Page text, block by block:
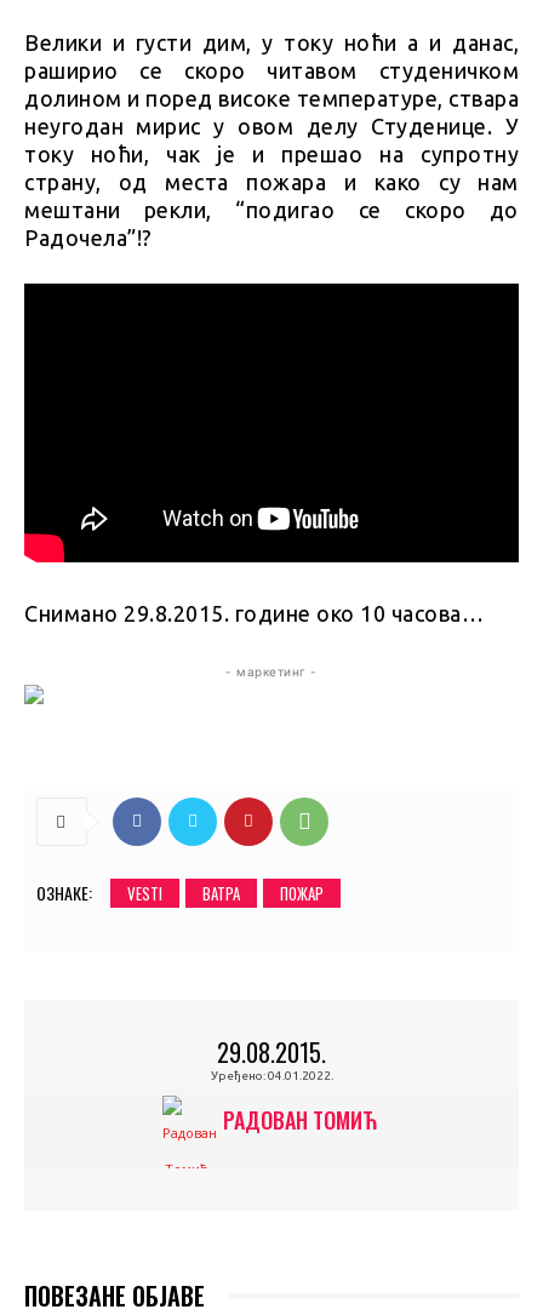
Велики и густи дим, у току ноћи а и данас,
раширио се скоро читавом студеничком
долином и поред високе температуре, ствара
неугодан мирис у овом делу Студенице. У
току ноћи, чак је и прешао на супротну
страну, од места пожара и како су нам
мештани рекли, “подигао се скоро до
Радочела”!?
Снимано 29.8.2015. године око 10 часова…
- маркетинг -
ОЗНАКЕ: VESTI ВАТРА ПОЖАР
29.08.2015.
Уређено: 04.01.2022.
РАДОВАН ТОМИЋ
ПОВЕЗАНЕ ОБЈАВЕ